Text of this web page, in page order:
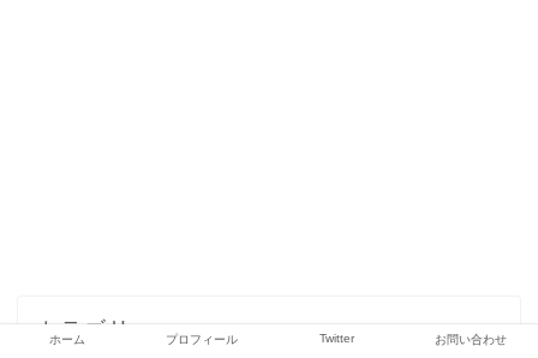
カテゴリー
ホーム プロフィール Twitter お問い合わせ